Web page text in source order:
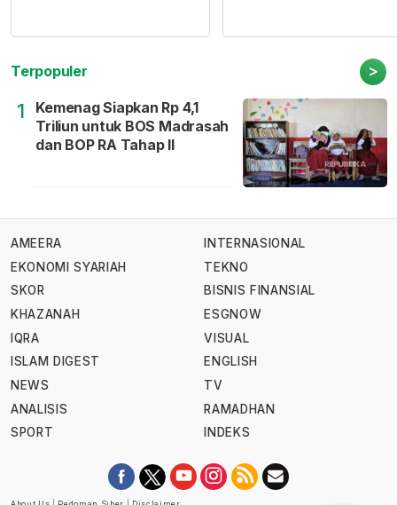
Terpopuler >
1
Kemenag Siapkan Rp 4,1
Triliun untuk BOS Madrasah
dan BOP RA Tahap II
AMEERA
EKONOMI SYARIAH
SKOR
KHAZANAH
IQRA
ISLAM DIGEST
NEWS
ANALISIS
SPORT
INTERNASIONAL
TEKNO
BISNIS FINANSIAL
ESGNOW
VISUAL
ENGLISH
TV
RAMADHAN
INDEKS